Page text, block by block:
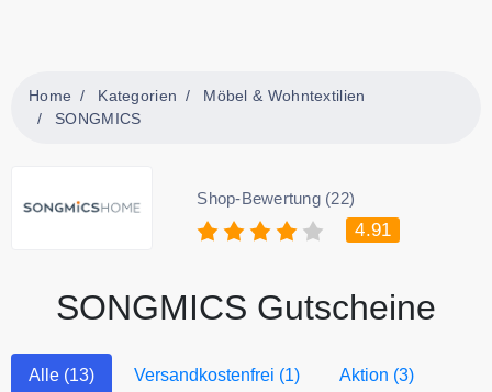
Home Kategorien
Möbel & Wohntextilien
SONGMICS
Shop-Bewertung (22)
4.91
SONGMICS Gutscheine
Alle (13) Versandkostenfrei (1) Aktion (3)